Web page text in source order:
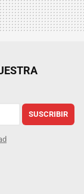
SUSCRIBIR